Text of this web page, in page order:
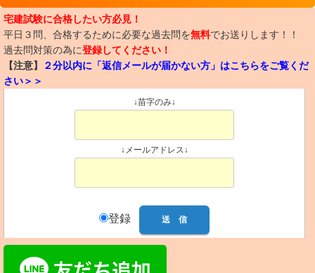
宅建試験に合格したい方必見！
平日３問、合格するために必要な過去問を無料でお送りします！！
過去問対策の為に登録してください！
【注意】
２分以内に「返信メールが届かない方」はこちらをご覧くだ
さい＞＞
↓苗字のみ↓
↓メールアドレス↓
登録